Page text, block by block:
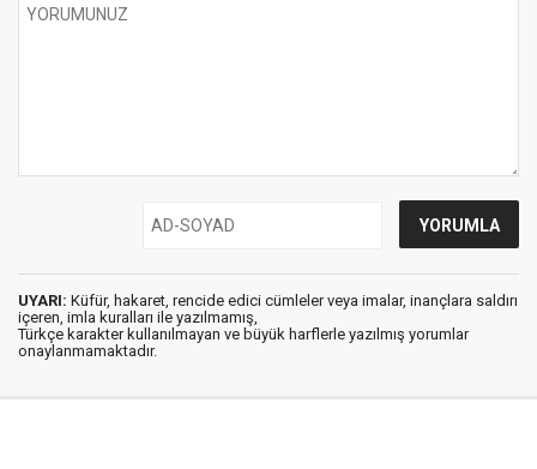
UYARI: Küfür, hakaret, rencide edici cümleler veya imalar, inançlara saldırı
içeren, imla kuralları ile yazılmamış,
Türkçe karakter kullanılmayan ve büyük harflerle yazılmış yorumlar
onaylanmamaktadır.